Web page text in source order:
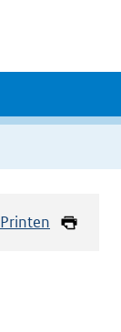
Printen